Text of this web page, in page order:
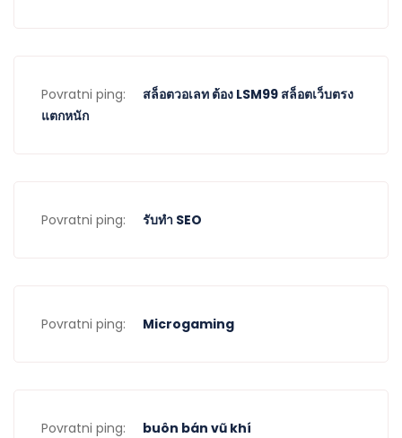
Povratni ping:
สล็อตวอเลท ต้อง LSM99 สล็อตเว็บตรง
แตกหนัก
Povratni ping: รับทำ SEO
Povratni ping: Microgaming
Povratni ping: buôn bán vũ khí